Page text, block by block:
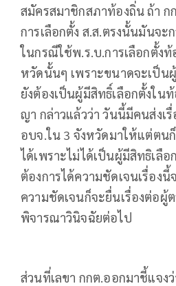
สมัครสมาชิกสภาท้องถิ่น ถ้า ก
การเลือกตั้ง ส.ส.ตรงนั้นมันจะ
ในกรณีใช้พ.ร.บ.การเลือกตั้ง
หวัดนั้นๆ เพราะขนาดจะเป็นผู้
ยังต้องเป็นผู้มีสิทธิ์เลือกตั้งใน
ญา กล่าวแล้วว่า วันนี้มีคนส่งเ
อบจ.ใน 3 จังหวัดมาให้แต่ตน
ได้เพราะไม่ได้เป็นผู้มีสิทธิเลื
ต้องการได้ความชัดเจนเรื่อง
ความชัดเจนก็จะยื่นเรื่องต่อผู้
พิจารณาวินิจฉัยต่อไป
ส่วนที่เลขา กกต.ออกมาชี้แจง